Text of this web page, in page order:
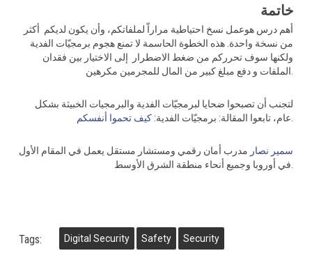
خاتمة
من نسخة واحدة. هذه الخطوة الحاسمة لا تمنع هجوم برمجيّات الفدية
ولكنها سوف تحرركم من ضغط الاضطرار إلى الاختيار بين فقدان
لتجنب أن تصبحوا ضحايا لبرمجيّات الفدية والبرمجيات الخبيثة بشكل
عام، تابعوا المقالة: برمجيّات الفدية: كيف تحموا أنفسكم
سمير نصار مدرب أمان رقمي ومستشار مستقل يعمل في المقام الأول
Tags: Digital Security Safety Security